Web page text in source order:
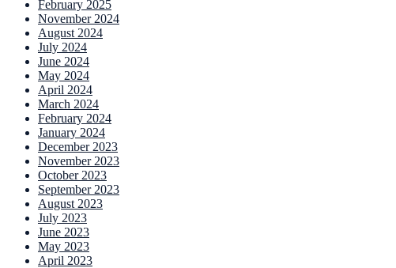
February 2025
November 2024
August 2024
July 2024
June 2024
May 2024
April 2024
March 2024
February 2024
January 2024
December 2023
November 2023
October 2023
September 2023
August 2023
July 2023
June 2023
May 2023
April 2023